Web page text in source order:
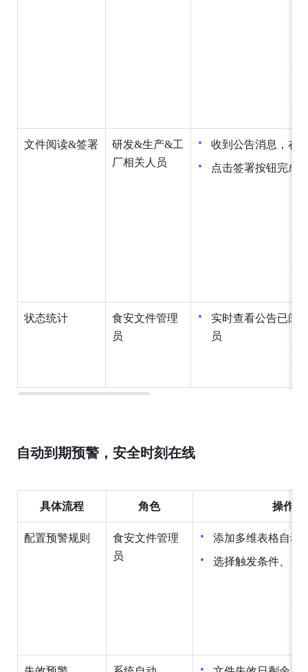
文件阅读&签署
研发&生产&工
厂相关人员
收到公告消息，在
点击签署按钮完成
状态统计
食安文件管理
员
实时查看公告已阅
员
自动到期预警，安全时刻在线
具体流程 角色 操作方
配置预警规则
食安文件管理
员
添加多维表格自动
选择触发条件、自